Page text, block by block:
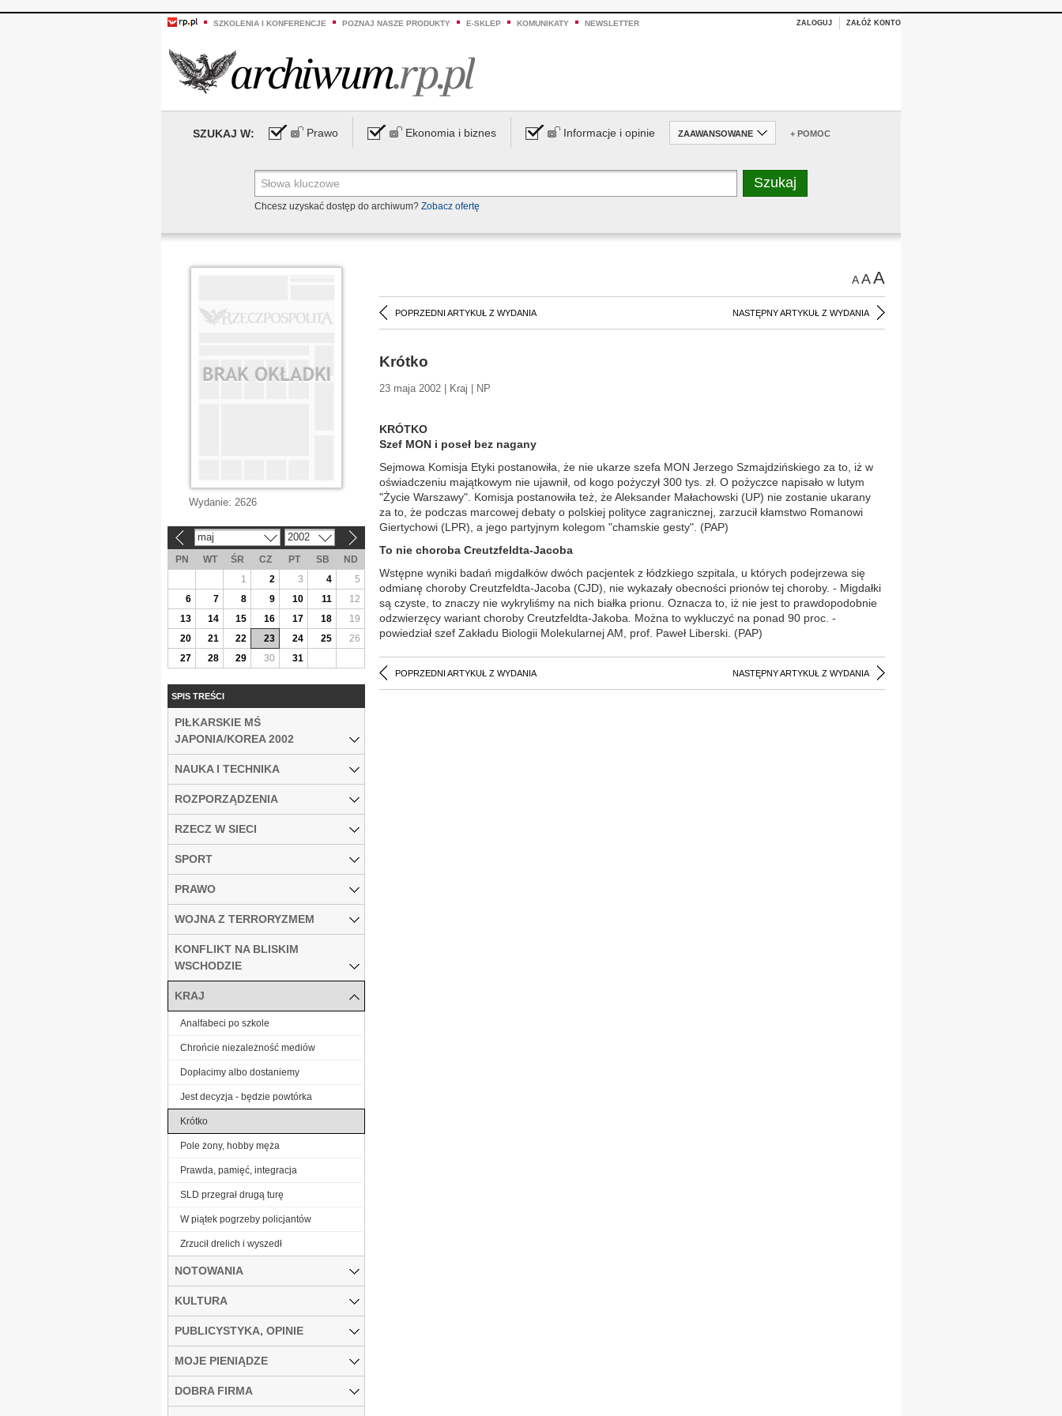
SZKOLENIA I KONFERENCJE POZNAJ NASZE PRODUKTY E-SKLEP KOMUNIKATY NEWSLETTER ZALOGUJ ZAŁÓŻ KONTO
SZUKAJ W: Prawo Ekonomia i biznes Informacje i opinie ZAAWANSOWANE + POMOC
Chcesz uzyskać dostęp do archiwum? Zobacz ofertę
AAA
POPRZEDNI ARTYKUŁ Z WYDANIA NASTĘPNY ARTYKUŁ Z WYDANIA
Krótko
23 maja 2002 | Kraj | NP
KRÓTKO
Szef MON i poseł bez nagany
Sejmowa Komisja Etyki postanowiła, że nie ukarze szefa MON Jerzego Szmajdzińskiego za to, iż w
oświadczeniu majątkowym nie ujawnił, od kogo pożyczył 300 tys. zł. O pożyczce napisało w lutym
"Życie Warszawy". Komisja postanowiła też, że Aleksander Małachowski (UP) nie zostanie ukarany
za to, że podczas marcowej debaty o polskiej polityce zagranicznej, zarzucił kłamstwo Romanowi
Giertychowi (LPR), a jego partyjnym kolegom "chamskie gesty". (PAP)
To nie choroba Creutzfeldta-Jacoba
Wstępne wyniki badań migdałków dwóch pacjentek z łódzkiego szpitala, u których podejrzewa się
odmianę choroby Creutzfeldta-Jacoba (CJD), nie wykazały obecności prionów tej choroby. - Migdałki
są czyste, to znaczy nie wykryliśmy na nich białka prionu. Oznacza to, iż nie jest to prawdopodobnie
odzwierzęcy wariant choroby Creutzfeldta-Jakoba. Można to wykluczyć na ponad 90 proc. -
powiedział szef Zakładu Biologii Molekularnej AM, prof. Paweł Liberski. (PAP)
POPRZEDNI ARTYKUŁ Z WYDANIA NASTĘPNY ARTYKUŁ Z WYDANIA
Wydanie: 2626
maj 2002
PN WT ŚR CZ PT SB
ND
1
2 3 4
5
6
7 8 9 10 11
12
13
14 15 16 17 18
19
20
21 22 23 24 25
26
27
28 29 30 31
SPIS TREŚCI
PIŁKARSKIE MŚ
JAPONIA/KOREA 2002
NAUKA I TECHNIKA
ROZPORZĄDZENIA
RZECZ W SIECI
SPORT
PRAWO
WOJNA Z TERRORYZMEM
KONFLIKT NA BLISKIM
WSCHODZIE
KRAJ
Analfabeci po szkole
Chrońcie niezależność mediów
Dopłacimy albo dostaniemy
Jest decyzja - będzie powtórka
Krótko
Pole żony, hobby męża
Prawda, pamięć, integracja
SLD przegrał drugą turę
W piątek pogrzeby policjantów
Zrzucił drelich i wyszedł
NOTOWANIA
KULTURA
PUBLICYSTYKA, OPINIE
MOJE PIENIĄDZE
DOBRA FIRMA